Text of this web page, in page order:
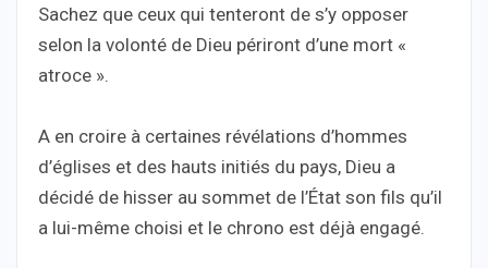
Sachez que ceux qui tenteront de s’y opposer
selon la volonté de Dieu périront d’une mort «
atroce ».
A en croire à certaines révélations d’hommes
d’églises et des hauts initiés du pays, Dieu a
décidé de hisser au sommet de l’État son fils qu’il
a lui-même choisi et le chrono est déjà engagé.